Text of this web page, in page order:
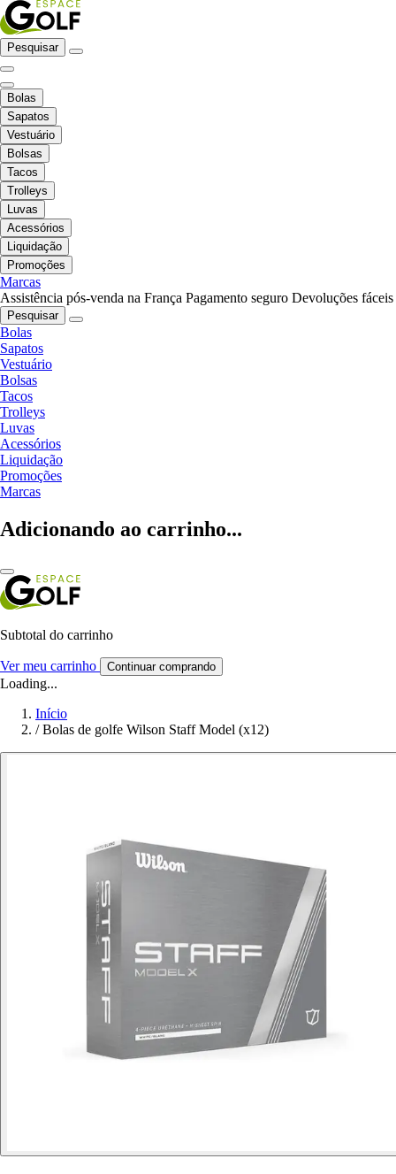
Pesquisar
Bolas
Sapatos
Vestuário
Bolsas
Tacos
Trolleys
Luvas
Acessórios
Liquidação
Promoções
Marcas
Assistência pós-venda na França Pagamento seguro Devoluções fáceis
Pesquisar
Bolas
Sapatos
Vestuário
Bolsas
Tacos
Trolleys
Luvas
Acessórios
Liquidação
Promoções
Marcas
Adicionando ao carrinho...
Subtotal do carrinho
Ver meu carrinho Continuar comprando
Loading...
Início
/ Bolas de golfe Wilson Staff Model (x12)